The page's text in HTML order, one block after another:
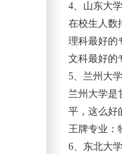
4、山东大学
在校生人数
理科最好的
文科最好的
5、兰州大学
兰州大学是
平，这么好
王牌专业：
6、东北大学